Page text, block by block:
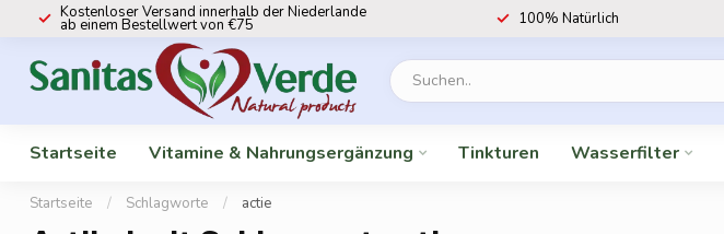
Kostenloser Versand innerhalb der Niederlande
ab einem Bestellwert von €75 100% Natürlich
Startseite Vitamine & Nahrungsergänzung Tinkturen Wasserfilter
Startseite / Schlagworte / actie